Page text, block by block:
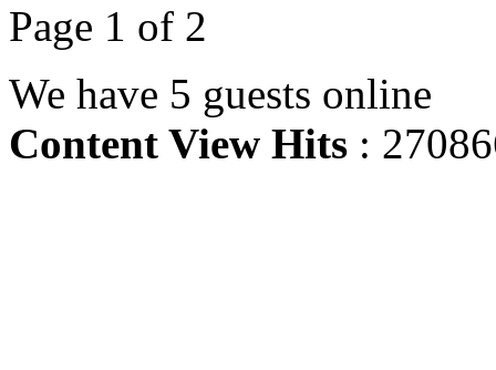
Page 1 of 2
We have 5 guests online
Content View Hits :